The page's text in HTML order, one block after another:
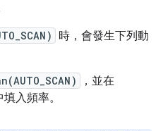
時，會發生下列動
，並在
填入頻率。